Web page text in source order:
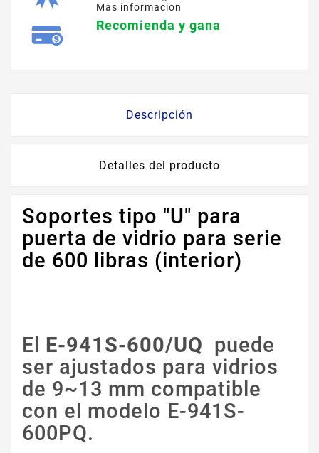
Mas informacion
Recomienda y gana
Descripción
Detalles del producto
Soportes tipo "U" para
puerta de vidrio para serie
de 600 libras (interior)
El E-941S-600/UQ puede
ser ajustados para vidrios
de 9~13 mm compatible
con el modelo E-941S-
600PQ.